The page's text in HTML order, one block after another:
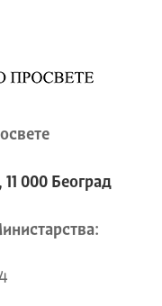
000 Београд